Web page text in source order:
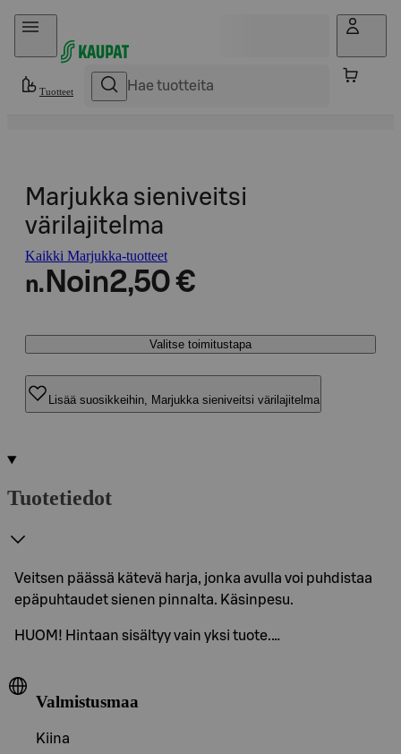
Hyppää sisältöön
Tuotteet
Marjukka sieniveitsi
värilajitelma
Kaikki Marjukka-tuotteet
n. Noin2,50 €
Valitse toimitustapa
Lisää suosikkeihin, Marjukka sieniveitsi värilajitelma
Tuotetiedot
Veitsen päässä kätevä harja, jonka avulla voi puhdistaa
epäpuhtaudet sienen pinnalta. Käsinpesu.
HUOM! Hintaan sisältyy vain yksi tuote.…
Valmistusmaa
Kiina